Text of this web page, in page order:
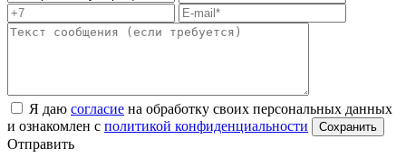
Я даю согласие на обработку своих персональных данных
и ознакомлен с политикой конфиденциальности
Отправить